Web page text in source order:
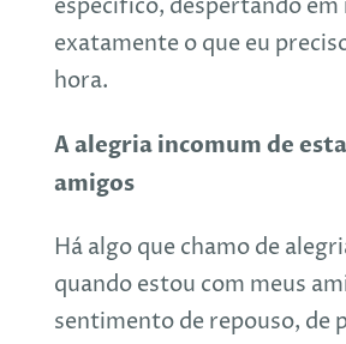
específico, despertando em
exatamente o que eu
hora.
A alegria incomum de
amigos
Há algo que chamo de
quando estou com meus
sentimento de repouso, de